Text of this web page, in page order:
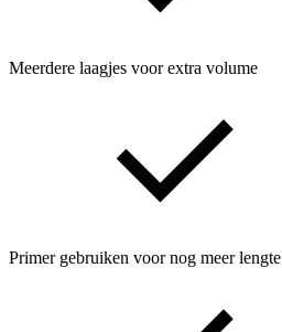
Meerdere laagjes voor extra volume
Primer gebruiken voor nog meer lengte